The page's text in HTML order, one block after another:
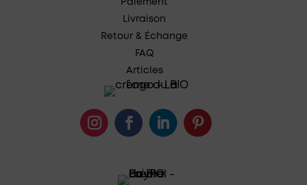
Paiement
Livraison
Retour & Échange
FAQ
Articles